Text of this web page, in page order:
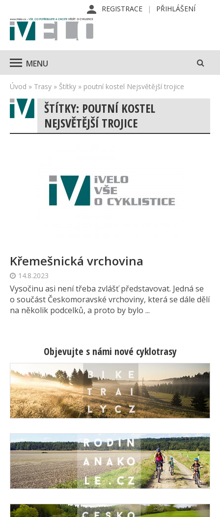
REGISTRACE PŘIHLÁŠENÍ
MENU
Úvod » Trasy » Štítky » poutní kostel Nejsvětější trojice
ŠTÍTKY: POUTNÍ KOSTEL
NEJSVĚTĚJŠÍ TROJICE
Křemešnická vrchovina
14.8.2023
Vysočinu asi není třeba zvlášť představovat. Jedná se
o součást Českomoravské vrchoviny, která se dále dělí
na několik podcelků, a proto by bylo ...
Objevujte s námi nové cyklotrasy